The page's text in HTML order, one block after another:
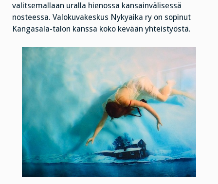
valitsemallaan uralla hienossa kansainvälisessä
nosteessa. Valokuvakeskus Nykyaika ry on sopinut
Kangasala-talon kanssa koko kevään yhteistyöstä.